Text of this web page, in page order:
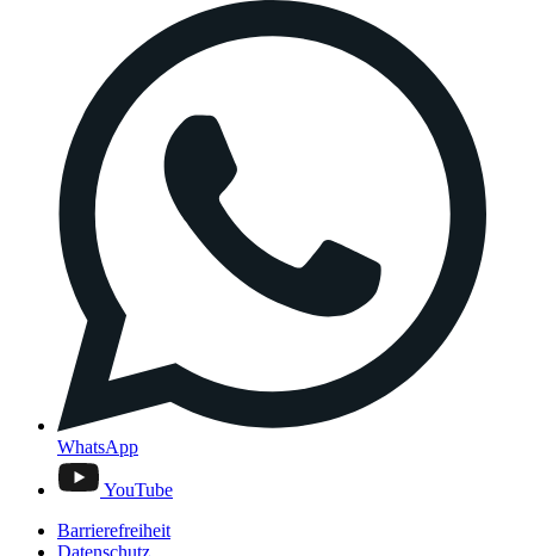
WhatsApp
YouTube
Barrierefreiheit
Datenschutz